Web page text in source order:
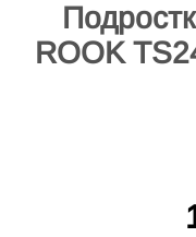
ROOK